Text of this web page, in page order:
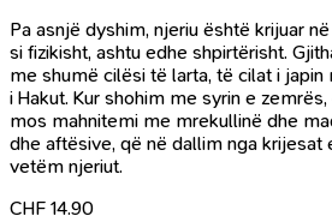
Pa asnjë dyshim, njeriu është krijuar
si fizikisht, ashtu edhe shpirtërisht.
me shumë cilësi të larta, të cilat i
i Hakut. Kur shohim me syrin e
mos mahnitemi me mrekullinë dhe
dhe aftësive, që në dallim nga krijesat
vetëm njeriut.
CHF 14.90